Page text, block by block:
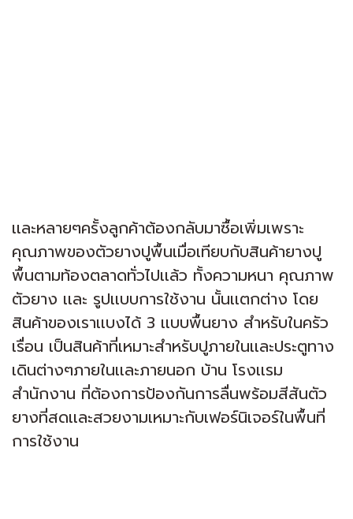
เเละหลายๆครั้งลูกค้าต้องกลับมาซื้อเพิ่มเพราะ
คุณภาพของตัวยางปูพื้นเมื่อเทียบกับสินค้ายางปู
พื้นตามท้องตลาดทั่วไปเเล้ว ทั้งความหนา คุณภาพ
ตัวยาง เเละ รูปเเบบการใช้งาน นั้นเเตกต่าง โดย
สินค้าของเราเเบงได้ 3 เเบบพื้นยาง สำหรับในครัว
เรื่อน เป็นสินค้าที่เหมาะสำหรับปูภายในเเละประตูทาง
เดินต่างๆภายในเเละภายนอก บ้าน โรงเเรม
สำนักงาน ที่ต้องการป้องกันการลื่นพร้อมสีสันตัว
ยางที่สดเเละสวยงามเหมาะกับเฟอร์นิเจอร์ในพื้นที่
การใช้งาน